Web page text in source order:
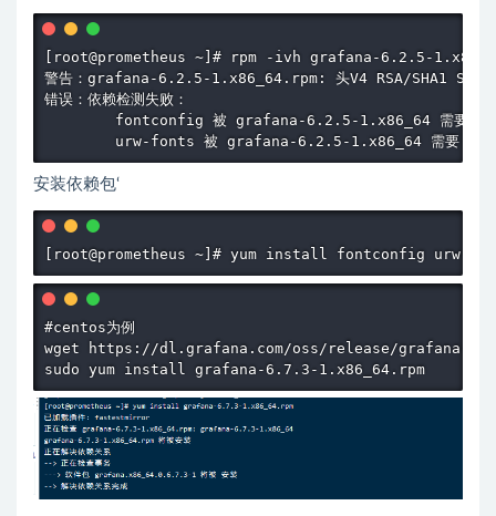
[root@prometheus ~]# rpm -ivh grafana-6.2.5-
警告：grafana-6.2.5-1.x86_64.rpm: 头V4 RSA/SHA1
错误：依赖检测失败：
        fontconfig 被 grafana-6.2.5-1.x86_64 需要
        urw-fonts 被 grafana-6.2.5-1.x86_64 需要
安装依赖包‘
[root@prometheus ~]# yum install fontconfig urw-
#centos为例
wget https://dl.grafana.com/oss/release/grafana-
sudo yum install grafana-6.7.3-1.x86_64.rpm